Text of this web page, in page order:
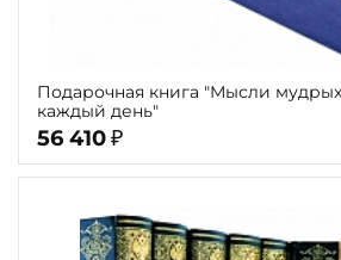
Подарочная книга "Мысли
каждый день"
56 410 ₽